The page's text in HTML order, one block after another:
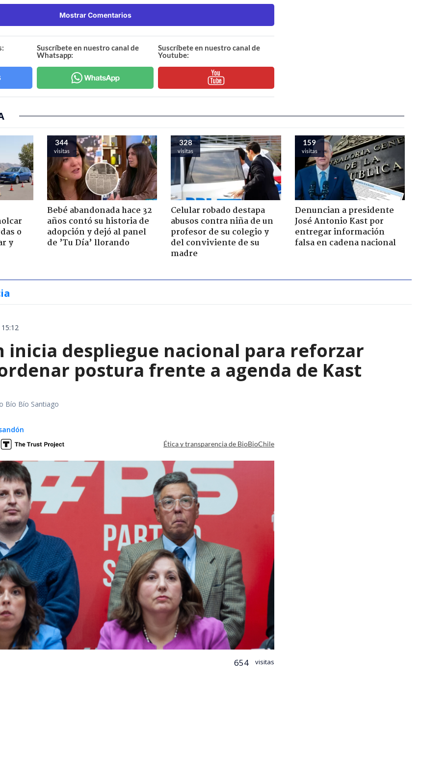
Mostrar Comentarios
Suscríbete en nuestro canal de
Whatsapp:
Suscríbete en nuestro canal de
Youtube:
o
y
344
visitas
Bebé abandonada hace 32
años contó su historia de
adopción y dejó al panel
de ’Tu Día’ llorando
328
visitas
Celular robado destapa
abusos contra niña de un
profesor de su colegio y
del conviviente de su
madre
159
visitas
Denuncian a presidente
José Antonio Kast por
entregar información
falsa en cadena nacional
inicia despliegue nacional para reforzar
postura frente a agenda de Kast
Bío Bío Santiago
Ética y transparencia de BioBioChile
654 visitas